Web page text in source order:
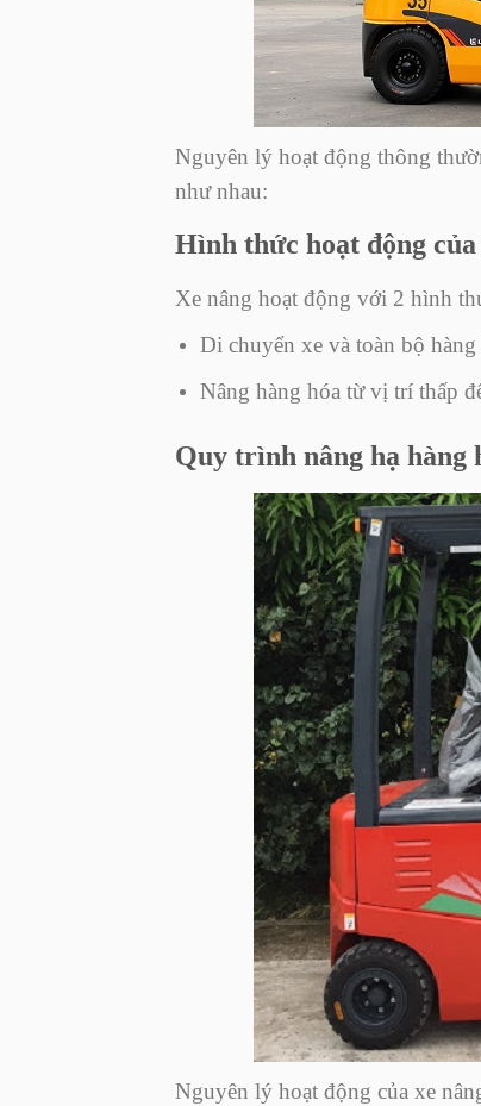
Nguyên lý hoạt động thông
như nhau:
Hình thức hoạt động của
Xe nâng hoạt động với 2 hình
Di chuyển xe và toàn bộ
Nâng hàng hóa từ vị trí thấp
Quy trình nâng hạ hàng
Nguyên lý hoạt động của xe